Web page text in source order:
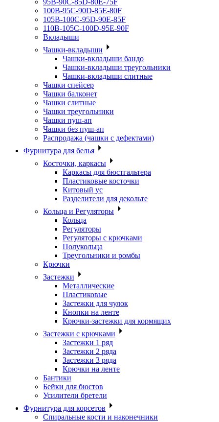
95B-90C-85D-80E-75F
100B-95C-90D-85E-80F
105B-100C-95D-90E-85F
110B-105C-100D-95E-90F
Вкладыши
Чашки-вкладыши
Чашки-вкладыши бандо
Чашки-вкладыши треугольники
Чашки-вкладыши слитные
Чашки спейсер
Чашки балконет
Чашки слитные
Чашки треугольники
Чашки пуш-ап
Чашки без пуш-ап
Распродажа (чашки с дефектами)
Фурнитура для белья
Косточки, каркасы
Каркасы для бюстгальтера
Пластиковые косточки
Китовый ус
Разделители для декольте
Кольца и Регуляторы
Кольца
Регуляторы
Регуляторы с крючками
Полукольца
Треугольники и ромбы
Крючки
Застежки
Металлические
Пластиковые
Застежки для чулок
Кнопки на ленте
Крючки-застежки для кормящих
Застежки с крючками
Застежки 1 ряд
Застежки 2 ряда
Застежки 3 ряда
Крючки на ленте
Бантики
Бейки для бюстов
Усилители бретели
Фурнитура для корсетов
Спиральные кости и наконечники